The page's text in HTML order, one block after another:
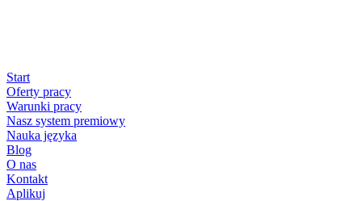
Start
Oferty pracy
Warunki pracy
Nasz system premiowy
Nauka języka
Blog
O nas
Kontakt
Aplikuj